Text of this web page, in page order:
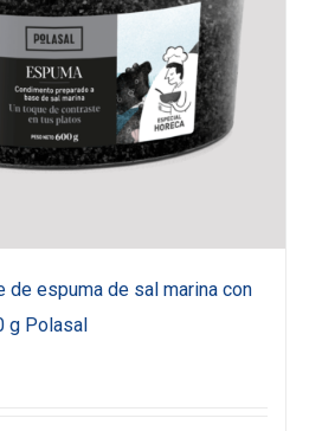
de espuma de sal marina con
g Polasal